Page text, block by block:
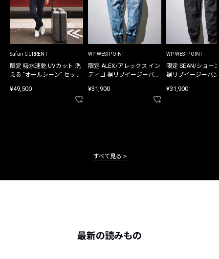
Safari CURRENT
限定 吸水速乾 UVカット 洗
える "オールシーン" セット
¥49,500
WP WESTPOINT
限定 ALEX/アレックス イン
ディゴ 裾リブイージーパン
¥31,900
WP WESTPOINT
限定 SEAN/ショー
裾リブイージーパ
¥31,900
すべて見る
最新の読みもの